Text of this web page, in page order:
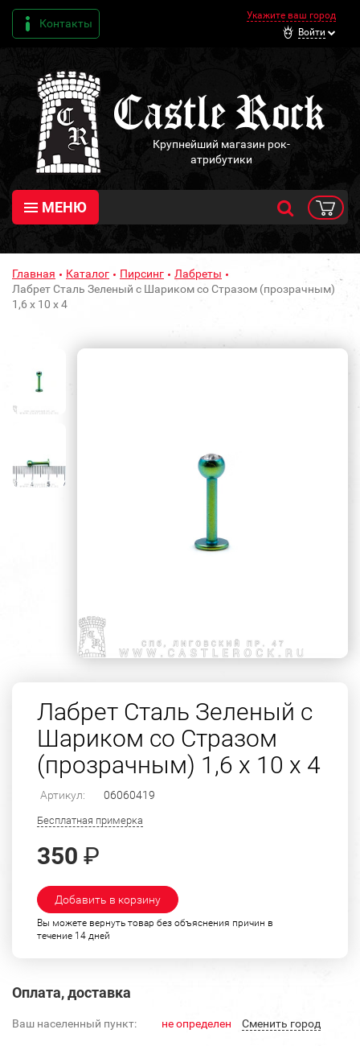
Контакты
Укажите ваш город
Войти
Крупнейший магазин рок-
атрибутики
МЕНЮ
Главная Каталог Пирсинг
Лабреты
Лабрет Сталь Зеленый с Шариком со Стразом (прозрачным)
1,6 х 10 х 4
Лабрет Сталь Зеленый с
Шариком со Стразом
(прозрачным) 1,6 х 10 х 4
Артикул: 06060419
Бесплатная примерка
350 ₽
Добавить в корзину
Вы можете вернуть товар без объяснения причин в
течение 14 дней
Оплата, доставка
Ваш населенный пункт: не определен Cменить город